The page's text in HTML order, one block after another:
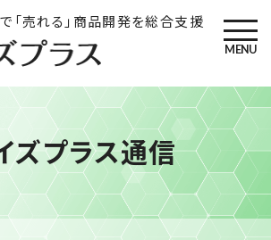
「売れる」商品開発を総合支援
ラス｜鹿児島の特産
衛生管理・食
門コンサル
MENU
ズプラス通信